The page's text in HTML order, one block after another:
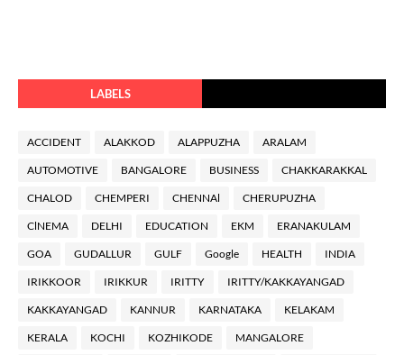
LABELS
ACCIDENT ALAKKOD ALAPPUZHA ARALAM
AUTOMOTIVE BANGALORE BUSINESS CHAKKARAKKAL
CHALOD CHEMPERI CHENNAl CHERUPUZHA
ClNEMA DELHI EDUCATION EKM ERANAKULAM
GOA GUDALLUR GULF Google HEALTH INDIA
IRIKKOOR IRIKKUR IRITTY IRITTY/KAKKAYANGAD
KAKKAYANGAD KANNUR KARNATAKA KELAKAM
KERALA KOCHI KOZHIKODE MANGALORE